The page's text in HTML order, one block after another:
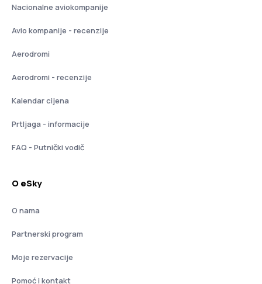
Nacionalne aviokompanije
Avio kompanije - recenzije
Aerodromi
Aerodromi - recenzije
Kalendar cijena
Prtljaga - informacije
FAQ - Putnički vodič
O eSky
O nama
Partnerski program
Moje rezervacije
Pomoć i kontakt